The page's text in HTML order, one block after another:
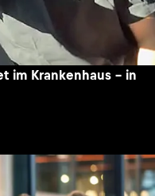
im Krankenhaus – in